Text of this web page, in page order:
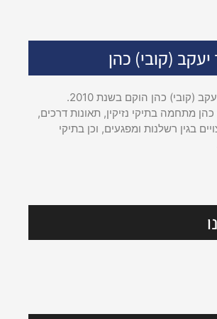
(קובי) כהן
(קובי) כהן הוקם בשנת 2010.
מתחמה בתיקי נזיקין, תאונות דרכים,
בגין רשלנות ומפגעים, וכן בתיקי